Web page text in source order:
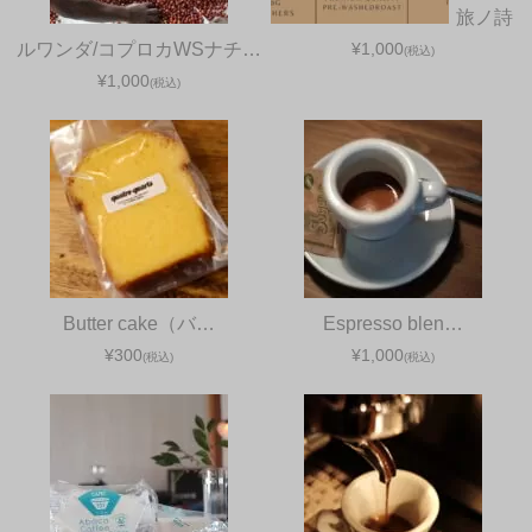
ルワンダ/コプロカWSナチ…
¥1,000(税込)
旅ノ詩
¥1,000(税込)
Butter cake（バ…
¥300(税込)
Espresso blen…
¥1,000(税込)